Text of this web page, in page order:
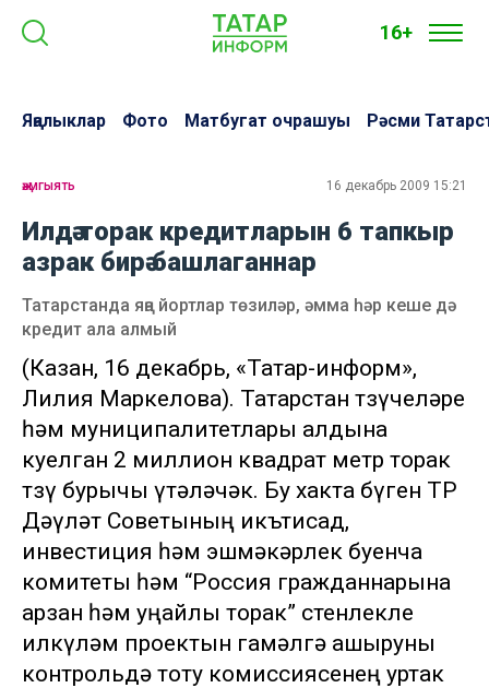
16+
Яңалыклар Фото Матбугат очрашуы Рәсми
җәмгыять 16 декабрь 2009 15:21
Илдә торак кредитларын 6 тапкыр
азрак бирә башлаганнар
Татарстанда яңа йортлар төзиләр, әмма һәр кеше дә
кредит ала алмый
(Казан, 16 декабрь, «Татар-информ»,
Лилия Маркелова). Татарстан төзүчеләре
һәм муниципалитетлары алдына
куелган 2 миллион квадрат метр торак
төзү бурычы үтәләчәк. Бу хакта бүген ТР
Дәүләт Советының икътисад,
инвестиция һәм эшмәкәрлек буенча
комитеты һәм “Россия гражданнарына
арзан һәм уңайлы торак” өстенлекле
илкүләм проектын гамәлгә ашыруны
контрольдә тоту комиссиясенең уртак